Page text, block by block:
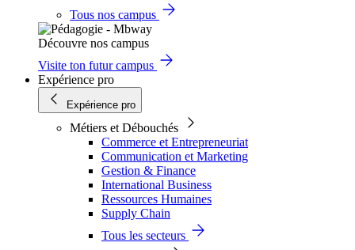
Tous nos campus
Découvre nos campus
Visite ton futur campus
Expérience pro
Expérience pro
Métiers et Débouchés
Commerce et Entrepreneuriat
Communication et Marketing
Gestion & Finance
International Business
Ressources Humaines
Supply Chain
Tous les secteurs